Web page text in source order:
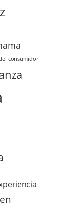
consumidor